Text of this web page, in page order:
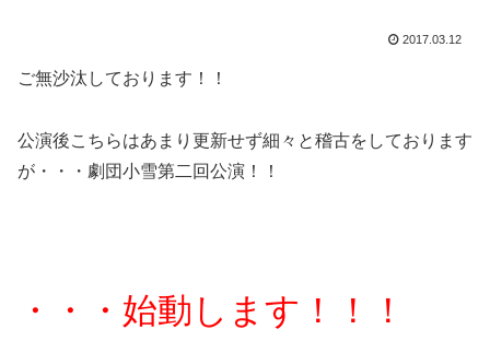
2017.03.12
ご無沙汰しております！！
公演後こちらはあまり更新せず細々と稽古をしております
が・・・劇団小雪第二回公演！！
・・・始動します！！！